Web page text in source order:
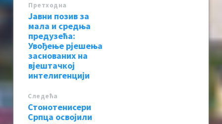
Претходна
Јавни позив за
мала и средња
предузећа:
Увођење рјешења
заснованих на
вјештачкој
интелигенцији
Следећa
Стонотенисери
Српца освојили